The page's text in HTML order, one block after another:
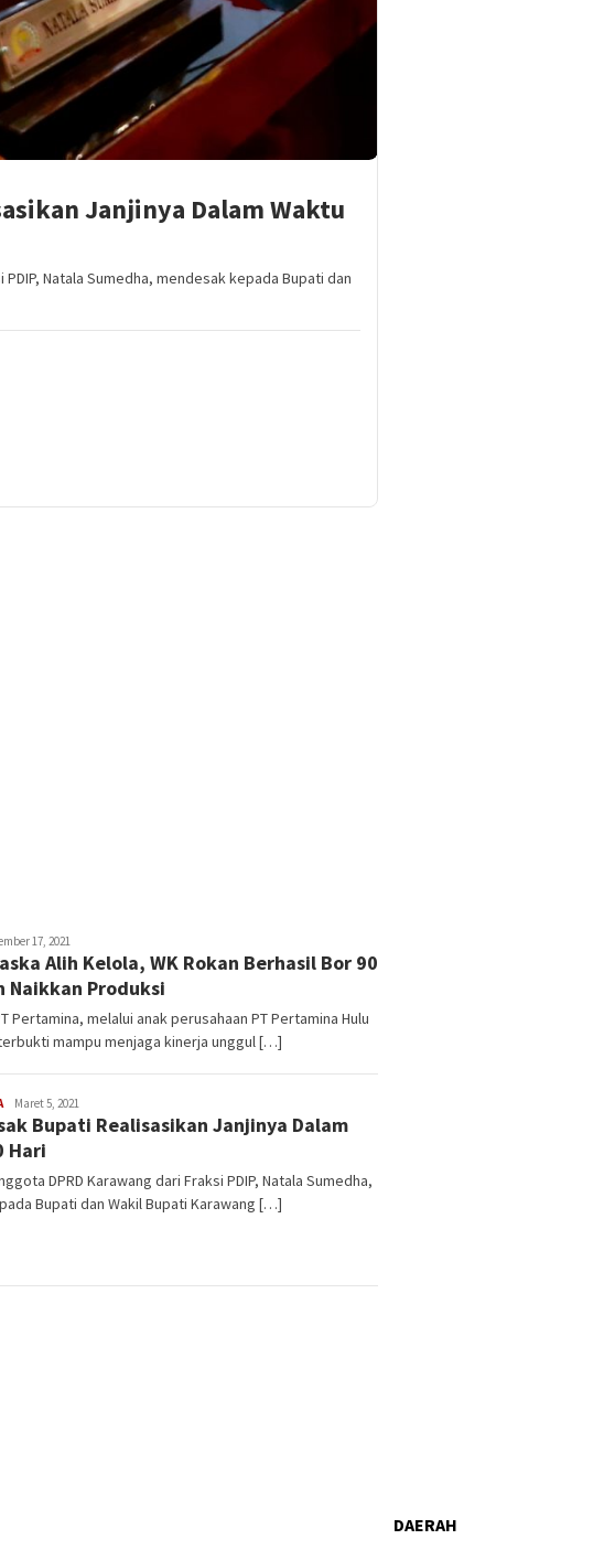
Janjinya Dalam Waktu
PDIP, Natala Sumedha, mendesak kepada Bupati dan
17, 2021
Alih Kelola, WK Rokan Berhasil Bor 90
Naikkan Produksi
Pertamina, melalui anak perusahaan PT Pertamina Hulu
mampu menjaga kinerja unggul […]
Latifudin
Manaf
Maret 5, 2021
Bupati Realisasikan Janjinya Dalam
Hari
DPRD Karawang dari Fraksi PDIP, Natala Sumedha,
Bupati dan Wakil Bupati Karawang […]
DAERAH